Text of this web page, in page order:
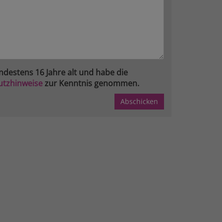
16 Jahre alt und habe die
zur Kenntnis genommen.